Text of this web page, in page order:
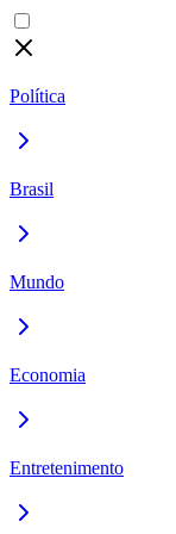
Política
Brasil
Mundo
Economia
Entretenimento